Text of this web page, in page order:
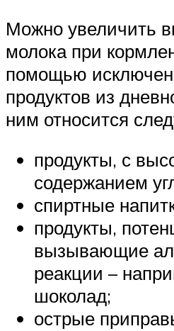
Можно увеличить
молока при
помощью
продуктов из
ним относится
продукты, с
содержанием
спиртные
продукты,
вызывающие
реакции –
шоколад;
острые